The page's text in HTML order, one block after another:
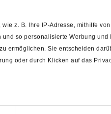
z. B. Ihre IP-Adresse, mithilfe
so personalisierte Werbung
ermöglichen. Sie entscheiden
oder durch Klicken auf das
nach Bad
die Gemeinde Bad Laer
also auf achtsamen
stattete dem Sole-